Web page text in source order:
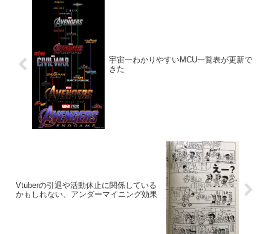
宇宙一わかりやすいMCU一覧表が更新で
きた
Vtuberの引退や活動休止に関係している
かもしれない、アンダーマイニング効果